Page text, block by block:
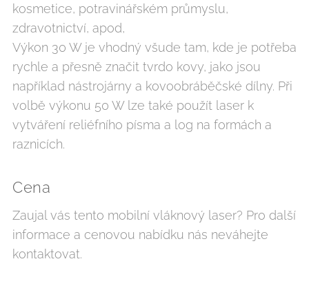
kosmetice, potravinářském průmyslu,
zdravotnictví, apod,
Výkon 30 W je vhodný všude tam, kde je potřeba
rychle a přesně značit tvrdo kovy, jako jsou
například nástrojárny a kovoobráběčské dílny. Při
volbě výkonu 50 W lze také použít laser k
vytváření reliéfního písma a log na formách a
raznicích.
Cena
Zaujal vás tento mobilní vláknový laser? Pro další
informace a cenovou nabídku nás neváhejte
kontaktovat.